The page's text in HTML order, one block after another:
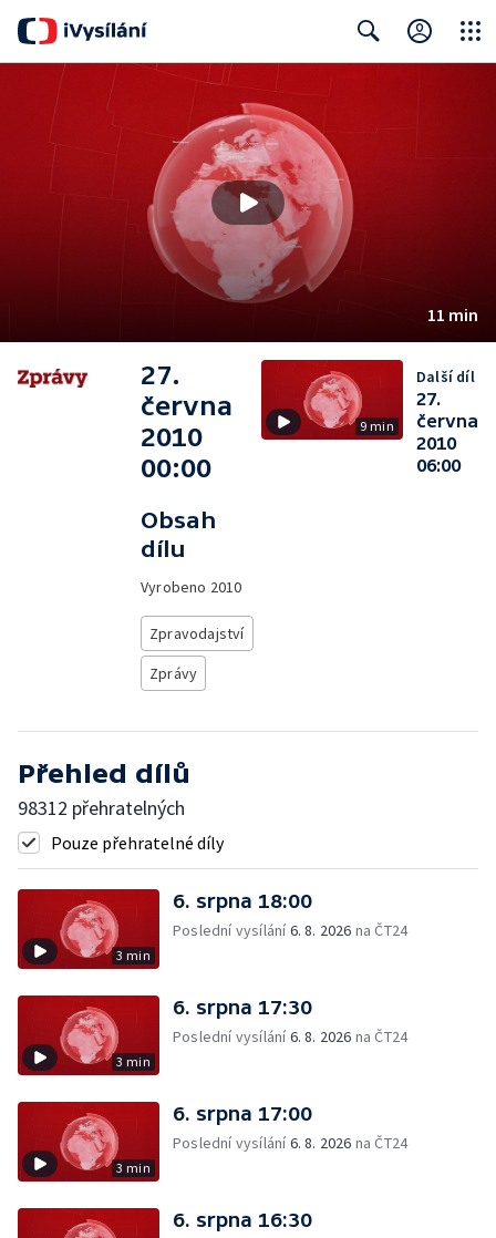
11 min
27.
června
2010
00:00
Obsah
dílu
Vyrobeno 2010
Zpravodajství
Zprávy
9 min
Další díl
27.
června
2010
06:00
Přehled dílů
98312 přehratelných
Pouze přehratelné díly
3 min
6. srpna 18:00
Poslední vysílání6. 8. 2026 na ČT24
3 min
6. srpna 17:30
Poslední vysílání6. 8. 2026 na ČT24
3 min
6. srpna 17:00
Poslední vysílání6. 8. 2026 na ČT24
6. srpna 16:30